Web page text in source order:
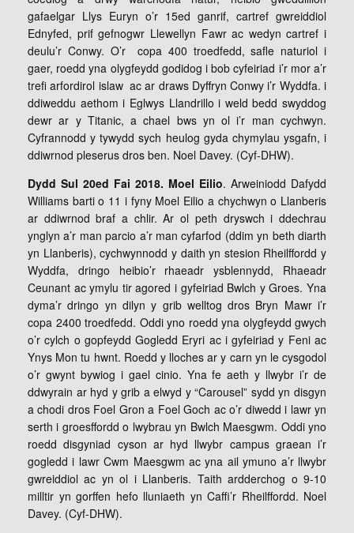
gafaelgar Llys Euryn o’r 15ed ganrif, cartref gwreiddiol
Ednyfed, prif gefnogwr Llewellyn Fawr ac wedyn cartref i
deulu’r Conwy. O’r copa 400 troedfedd, safle naturiol i
gaer, roedd yna olygfeydd godidog i bob cyfeiriad i’r mor a’r
trefi arfordirol islaw ac ar draws Dyffryn Conwy i’r Wyddfa. i
ddiweddu aethom i Eglwys Llandrillo i weld bedd swyddog
dewr ar y Titanic, a chael bws yn ol i’r man cychwyn.
Cyfrannodd y tywydd sych heulog gyda chymylau ysgafn, i
ddiwrnod pleserus dros ben. Noel Davey. (Cyf-DHW).
Dydd Sul 20ed Fai 2018. Moel Eilio. Arweiniodd Dafydd
Williams barti o 11 i fyny Moel Eilio a chychwyn o Llanberis
ar ddiwrnod braf a chlir. Ar ol peth dryswch i ddechrau
ynglyn a’r man parcio a’r man cyfarfod (ddim yn beth diarth
yn Llanberis), cychwynnodd y daith yn stesion Rheilffordd y
Wyddfa, dringo heibio’r rhaeadr ysblennydd, Rhaeadr
Ceunant ac ymylu tir agored i gyfeiriad Bwlch y Groes. Yna
dyma’r dringo yn dilyn y grib welltog dros Bryn Mawr i’r
copa 2400 troedfedd. Oddi yno roedd yna olygfeydd gwych
o’r cylch o gopfeydd Gogledd Eryri ac i gyfeiriad y Feni ac
Ynys Mon tu hwnt. Roedd y lloches ar y carn yn le cysgodol
o’r gwynt bywiog i gael cinio. Yna fe aeth y llwybr i’r de
ddwyrain ar hyd y grib a elwyd y “Carousel” sydd yn disgyn
a chodi dros Foel Gron a Foel Goch ac o’r diwedd i lawr yn
serth i groesffordd o lwybrau yn Bwlch Maesgwm. Oddi yno
roedd disgyniad cyson ar hyd llwybr campus graean i’r
gogledd i lawr Cwm Maesgwm ac yna ail ymuno a’r llwybr
gwreiddiol ac yn ol i Llanberis. Taith ardderchog o 9-10
milltir yn gorffen hefo lluniaeth yn Caffi’r Rheilffordd. Noel
Davey. (Cyf-DHW).